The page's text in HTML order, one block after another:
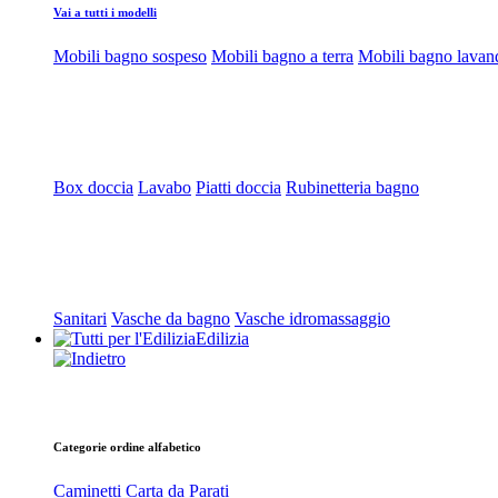
Vai a tutti i modelli
Mobili bagno sospeso Mobili bagno a terra Mobili bagno
Box doccia Lavabo Piatti doccia Rubinetteria bagno
Sanitari Vasche da bagno Vasche idromassaggio
Edilizia
Categorie ordine alfabetico
Caminetti Carta da Parati